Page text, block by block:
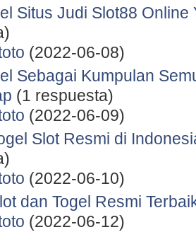
Situs Judi Slot88 Online
(2022-06-08)
Sebagai Kumpulan
(1 respuesta)
(2022-06-09)
Slot Resmi di
(2022-06-10)
dan Togel Resmi
(2022-06-12)